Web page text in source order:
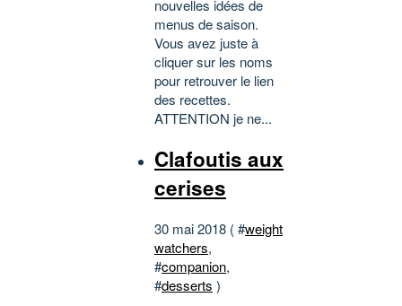
nouvelles idées de
menus de saison.
Vous avez juste à
cliquer sur les noms
pour retrouver le lien
des recettes.
ATTENTION je ne...
Clafoutis aux
cerises
30 mai 2018 ( #weight
watchers,
#companion,
#desserts )